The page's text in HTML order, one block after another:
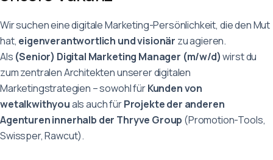
Wir suchen eine digitale Marketing-Persönlichkeit, die den Mut
hat, eigenverantwortlich und visionär zu agieren.
Als (Senior) Digital Marketing Manager (m/w/d)wirst du
zum zentralen Architekten unserer digitalen
Marketingstrategien – sowohl fürKunden von
wetalkwithyouals auch fürProjekte der anderen
Agenturen innerhalb der Thryve Group (Promotion-Tools,
Swissper, Rawcut).